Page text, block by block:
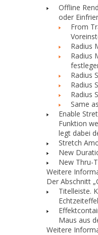
Offline
oder
From
Radius
Radius
Radius
Radius
Radius
Same
Enable
Funktion
legt dabei
Stretch
New
New Thru-
Weitere
Der Abschnitt
Titelleiste.
Maus aus
Weitere